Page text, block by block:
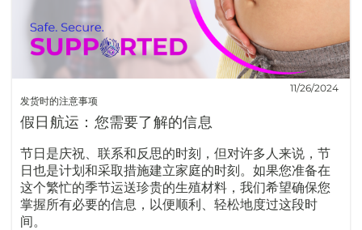
发货时的注意事项
11/26/2024
假日航运：您需要了解的信息
节日是庆祝、联系和反思的时刻，但对许多人来说，节
日也是计划和采取措施建立家庭的时刻。如果您准备在
这个繁忙的季节运送珍贵的生殖材料，我们希望确保您
掌握所有必要的信息，以便顺利、轻松地度过这段时
间。